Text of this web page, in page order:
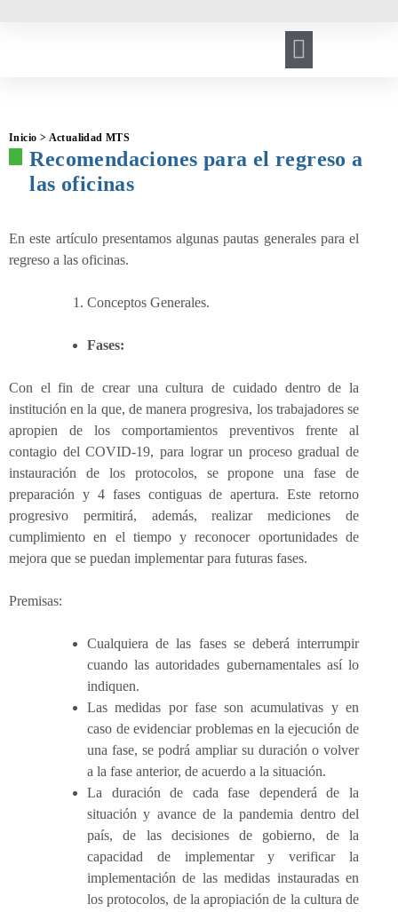
Inicio > Actualidad MTS
Recomendaciones para el regreso a
las oficinas
En este artículo presentamos algunas pautas generales para el
regreso a las oficinas.
Conceptos Generales.
Fases:
Con el fin de crear una cultura de cuidado dentro de la
institución en la que, de manera progresiva, los trabajadores se
apropien de los comportamientos preventivos frente al
contagio del COVID-19, para lograr un proceso gradual de
instauración de los protocolos, se propone una fase de
preparación y 4 fases contiguas de apertura. Este retorno
progresivo permitirá, además, realizar mediciones de
cumplimiento en el tiempo y reconocer oportunidades de
mejora que se puedan implementar para futuras fases.
Premisas:
Cualquiera de las fases se deberá interrumpir
cuando las autoridades gubernamentales así lo
indiquen.
Las medidas por fase son acumulativas y en
caso de evidenciar problemas en la ejecución de
una fase, se podrá ampliar su duración o volver
a la fase anterior, de acuerdo a la situación.
La duración de cada fase dependerá de la
situación y avance de la pandemia dentro del
país, de las decisiones de gobierno, de la
capacidad de implementar y verificar la
implementación de las medidas instauradas en
los protocolos, de la apropiación de la cultura de